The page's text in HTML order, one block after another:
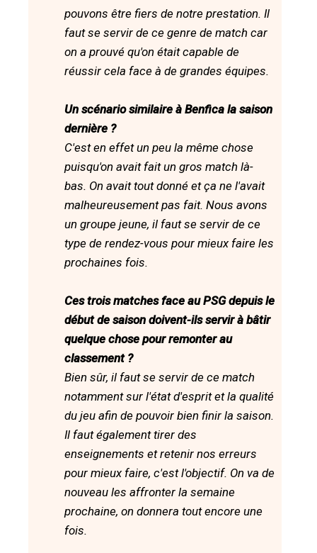
pouvons être fiers de notre prestation. Il
faut se servir de ce genre de match car
on a prouvé qu'on était capable de
réussir cela face à de grandes équipes.
Un scénario similaire à Benfica la saison
dernière ?
C'est en effet un peu la même chose
puisqu'on avait fait un gros match là-
bas. On avait tout donné et ça ne l'avait
malheureusement pas fait. Nous avons
un groupe jeune, il faut se servir de ce
type de rendez-vous pour mieux faire les
prochaines fois.
Ces trois matches face au PSG depuis le
début de saison doivent-ils servir à bâtir
quelque chose pour remonter au
classement ?
Bien sûr, il faut se servir de ce match
notamment sur l'état d'esprit et la qualité
du jeu afin de pouvoir bien finir la saison.
Il faut également tirer des
enseignements et retenir nos erreurs
pour mieux faire, c'est l'objectif. On va de
nouveau les affronter la semaine
prochaine, on donnera tout encore une
fois.